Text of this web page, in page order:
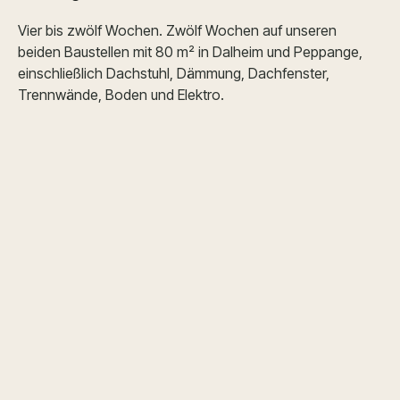
Vier bis zwölf Wochen. Zwölf Wochen auf unseren
beiden Baustellen mit 80 m² in Dalheim und Peppange,
einschließlich Dachstuhl, Dämmung, Dachfenster,
Trennwände, Boden und Elektro.